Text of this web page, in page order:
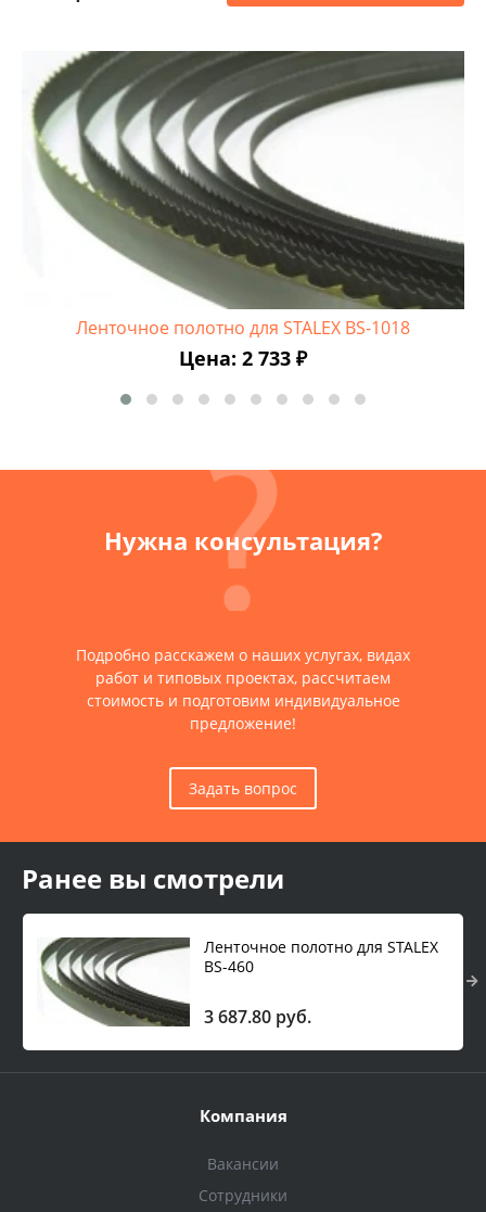
Ленточное полотно для STALEX BS-1018
Цена: 2 733 ₽
Нужна консультация?
Подробно расскажем о наших услугах, видах
работ и типовых проектах, рассчитаем
стоимость и подготовим индивидуальное
предложение!
Задать вопрос
Ранее вы смотрели
Ленточное полотно для STALEX
BS-460
3 687.80 руб.
Компания
Вакансии
Сотрудники